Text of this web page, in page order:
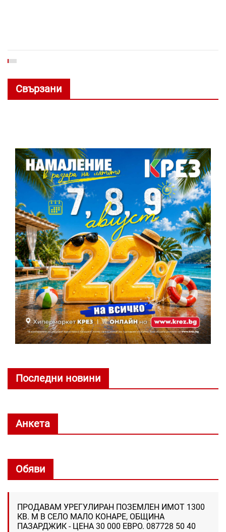
Свързани
Последни новини
Анкета
Обяви
ПРОДАВАМ УРЕГУЛИРАН ПОЗЕМЛЕН ИМОТ 1300
КВ. М В СЕЛО МАЛО КОНАРЕ, ОБЩИНА
ПАЗАРДЖИК - ЦЕНА 30 000 ЕВРО. 087728 50 40